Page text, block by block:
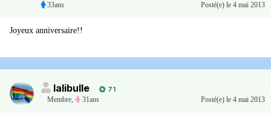
33ans
Posté(e) le 4 mai 2013
Joyeux anniversaire!!
lalibulle
71
Membre, 31ans Posté(e) le 4 mai 2013